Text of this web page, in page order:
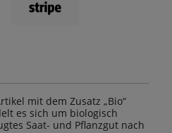
mit dem Zusatz „Bio“
es sich um biologisch
Saat- und Pflanzgut nach